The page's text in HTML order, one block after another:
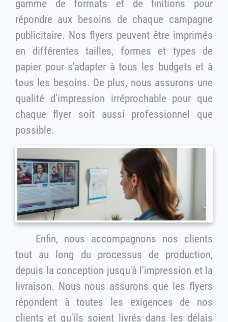
gamme de formats et de finitions pour
répondre aux besoins de chaque campagne
publicitaire. Nos flyers peuvent être imprimés
en différentes tailles, formes et types de
papier pour s'adapter à tous les budgets et à
tous les besoins. De plus, nous assurons une
qualité d'impression irréprochable pour que
chaque flyer soit aussi professionnel que
possible.
Enfin, nous accompagnons nos clients
tout au long du processus de production,
depuis la conception jusqu'à l'impression et la
livraison. Nous nous assurons que les flyers
répondent à toutes les exigences de nos
clients et qu'ils soient livrés dans les délais